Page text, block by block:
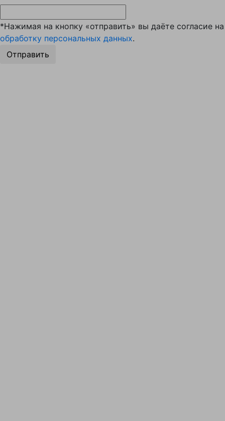
*Нажимая на кнопку «отправить» вы даёте согласие на
обработку персональных данных.